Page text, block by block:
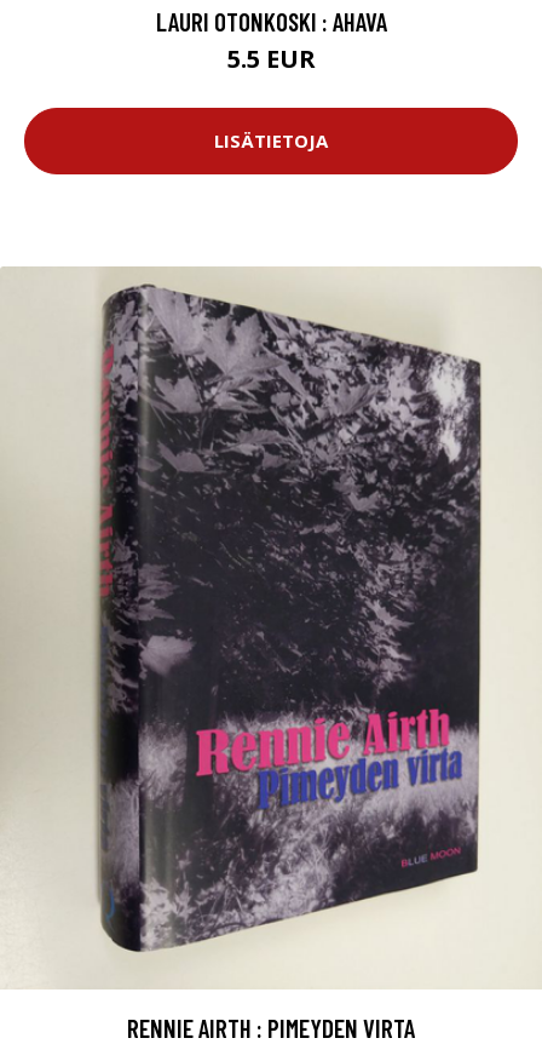
LAURI OTONKOSKI : AHAVA
5.5 EUR
LISÄTIETOJA
RENNIE AIRTH : PIMEYDEN VIRTA